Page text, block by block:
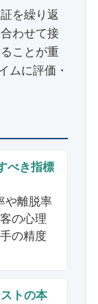
を繰り返
わせて接
ことが重
ムに評価・
べき指標
や離脱率
の心理
の精度
トの本